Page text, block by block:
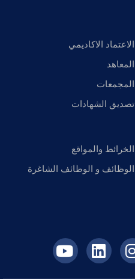
الاعتماد الاكاديمي
المعاهد
المجمعات
تصديق الشهادات
الخرائط والمواقع
الوظائف و الوظائف الشاغرة